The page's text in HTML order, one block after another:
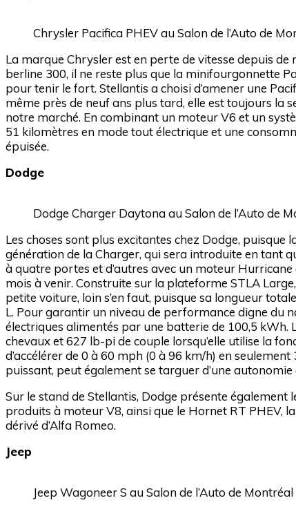
Chrysler Pacifica PHEV au Salon de l’Auto de
La marque Chrysler est en perte de vitesse depuis
berline 300, il ne reste plus que la minifourgonnette
pour tenir le fort. Stellantis a choisi d’amener une
même près de neuf ans plus tard, elle est toujours
notre marché. En combinant un moteur V6 et un
51 kilomètres en mode tout électrique et une
épuisée.
Dodge
Dodge Charger Daytona au Salon de l’Auto de
Les choses sont plus excitantes chez Dodge,
génération de la Charger, qui sera introduite en tant
à quatre portes et d’autres avec un moteur
mois à venir. Construite sur la plateforme STLA
petite voiture, loin s’en faut, puisque sa longueur
L. Pour garantir un niveau de performance digne du
électriques alimentés par une batterie de 100,5 kWh.
chevaux et 627 lb-pi de couple lorsqu’elle utilise la
d’accélérer de 0 à 60 mph (0 à 96 km/h) en
puissant, peut également se targuer d’une autonomie
Sur le stand de Stellantis, Dodge présente également
produits à moteur V8, ainsi que le Hornet RT PHEV,
dérivé d’Alfa Romeo.
Jeep
Jeep Wagoneer S au Salon de l’Auto de